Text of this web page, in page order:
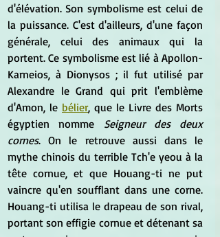
d'élévation. Son symbolisme est celui de
la puissance. C'est d'ailleurs, d'une façon
générale, celui des animaux qui la
portent. Ce symbolisme est lié à Apollon-
Karneios, à Dionysos ; il fut utilisé par
Alexandre le Grand qui prit l'emblème
d'Amon, le bélier, que le Livre des Morts
égyptien nomme Seigneur des deux
cornes. On le retrouve aussi dans le
mythe chinois du terrible Tch'e yeou à la
tête cornue, et que Houang-ti ne put
vaincre qu'en soufflant dans une corne.
Houang-ti utilisa le drapeau de son rival,
portant son effigie cornue et détenant sa